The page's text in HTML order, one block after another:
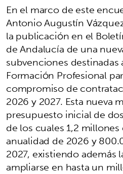
En el marco de este
Antonio Augustín
la publicación en el
de Andalucía de una
subvenciones destinadas
Formación Profesional
compromiso de
2026 y 2027. Esta nueva
presupuesto inicial de
de los cuales 1,2
anualidad de 2026 y
2027, existiendo además
ampliarse en hasta un